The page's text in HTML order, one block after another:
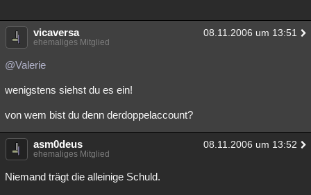
Übersichten
Besucht Teilgenommen
vicaversa 08.11.2006 um 13:51
ehemaliges Mitglied
@Valerie
wenigstens siehst du es ein!
von wem bist du denn derdoppelaccount?
asm0deus 08.11.2006 um 13:52
ehemaliges Mitglied
Niemand trägt die alleinige Schuld.